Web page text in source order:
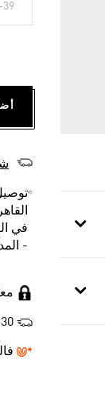
39
في
- المدن
30 يوم إرجاع مجاني